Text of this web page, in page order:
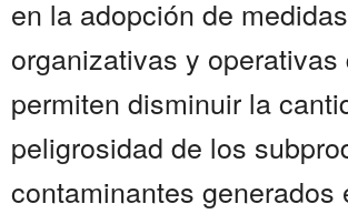
en la adopción de medidas
organizativas y operativas
permiten disminuir la
peligrosidad de los
contaminantes generados